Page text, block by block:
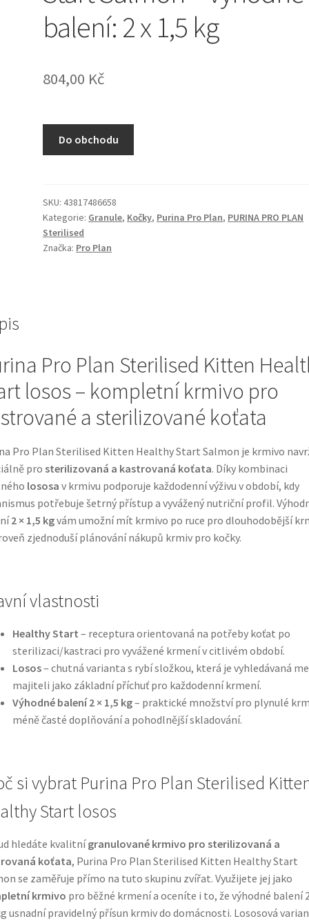
balení: 2 x 1,5 kg
804,00 Kč
Do obchodu
SKU:43817486658
Kategorie: Granule, Kočky, Purina Pro Plan, PURINA PRO PLAN
Sterilised
Značka: Pro Plan
Pro Plan Sterilised Kitten
losos – kompletní krmivo pro
a sterilizované koťata
Pro Plan Sterilised Kitten Healthy Start Salmon je krmivo
pro sterilizovaná a kastrovaná koťata. Díky kombinaci
lososa v krmivu podporuje každodenní výživu v období, kdy
potřebuje šetrný přístup a vyvážený nutriční profil.
2 × 1,5 kgvám umožní mít krmivo po ruce pro dlouhodobější
zjednoduší plánování nákupů krmiv pro kočky.
vlastnosti
Healthy Start – receptura orientovaná na potřeby koťat po
sterilizaci/kastraci pro vyvážené krmení v citlivém období.
Losos– chutná varianta s rybí složkou, která je vyhledávaná
majiteli jako základní příchuť pro každodenní krmení.
Výhodné balení 2 × 1,5 kg– praktické množství pro plynulé
méně časté doplňování a pohodlnější skladování.
si vybrat Purina Pro Plan Sterilised
Start losos
hledáte kvalitnígranulované krmivo pro sterilizovaná a
koťata, Purina Pro Plan Sterilised Kitten Healthy Start
se zaměřuje přímo na tuto skupinu zvířat. Využijete jej jako
krmivo pro běžné krmení a oceníte i to, že výhodné balení
usnadní pravidelný přísun krmiv do domácnosti. Lososová